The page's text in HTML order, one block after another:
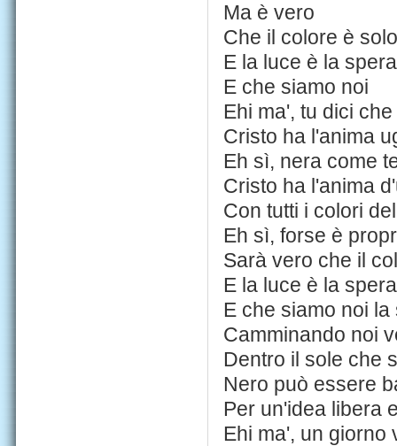
Ma è vero
Che il colore è
E la luce è la
E che siamo noi
Ehi ma', tu dici che
Cristo ha l'anima
Eh sì, nera come
Cristo ha l'anima
Con tutti i colori
Eh sì, forse è
Sarà vero che il
E la luce è la
E che siamo noi
Camminando noi
Dentro il sole che
Nero può essere
Per un'idea libera
Ehi ma', un giorno